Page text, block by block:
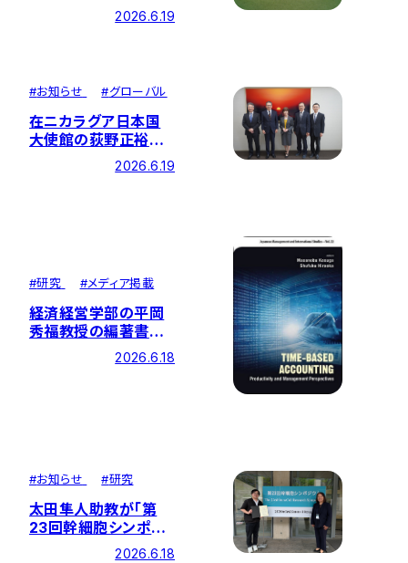
2026.6.19
#お知らせ #グローバル
在ニカラグア日本国
大使館の荻野正裕大
使が来学しました2026.6.19
#研究 #メディア掲載
経済経営学部の平岡
秀福教授の編著書
『Time-based
Accounting:
出版されました
2026.6.18
#お知らせ #研究
太田隼人助教が「第
23回幹細胞シンポジ
ウム」にてポスター賞
2026.6.18